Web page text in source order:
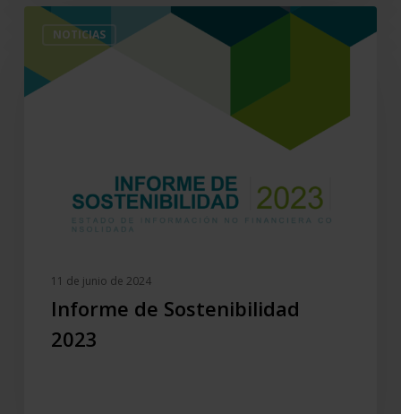
NOTICIAS
Informe
Sostenibilidad
2023
11 de junio de 2024
Informe de Sostenibilidad
2023